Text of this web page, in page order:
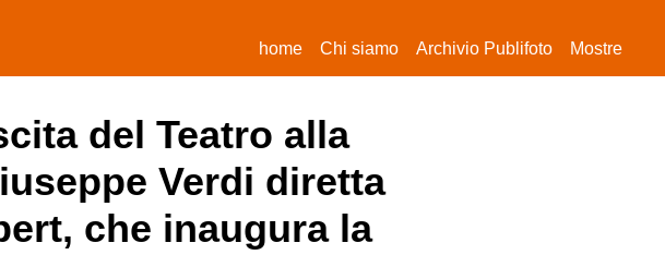
home(current)
Chi siamo Archivio Publifoto Mostre
del Teatro alla
Verdi diretta
che inaugura la